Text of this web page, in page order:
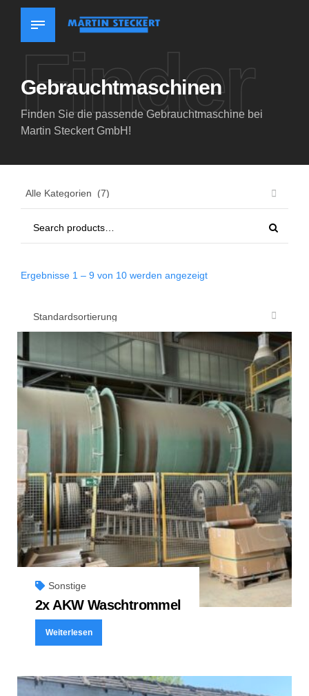
Gebrauchtmaschinen
Finder
Finden Sie die passende Gebrauchtmaschine bei
Martin Steckert GmbH!
Ergebnisse 1 – 9 von 10 werden angezeigt
Sonstige
2x AKW Waschtrommel
Weiterlesen